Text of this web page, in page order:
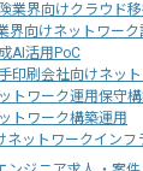
業界向けクラウド
界向けネットワー
AI活用PoC
印刷会社向けネッ
トワーク運用保守
トワーク構築運用
ネットワークインフ